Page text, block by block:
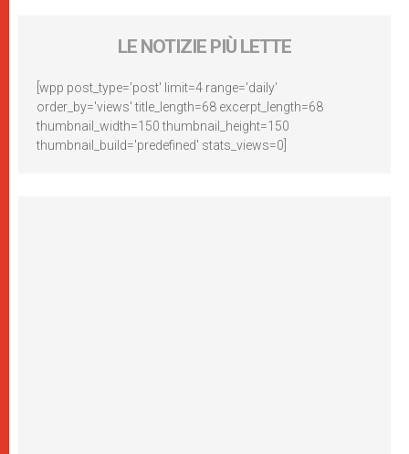
LE NOTIZIE PIÙ LETTE
[wpp post_type='post' limit=4 range='daily'
order_by='views' title_length=68 excerpt_length=68
thumbnail_width=150 thumbnail_height=150
thumbnail_build='predefined' stats_views=0]